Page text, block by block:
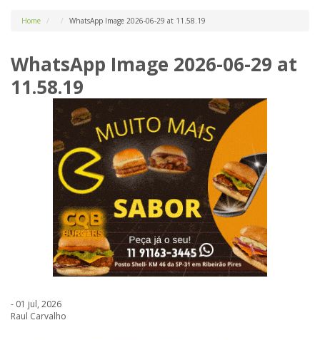
Home WhatsApp Image 2026-06-29 at 11.58.19
WhatsApp Image 2026-06-29 at
11.58.19
- 01 jul, 2026
Raul Carvalho